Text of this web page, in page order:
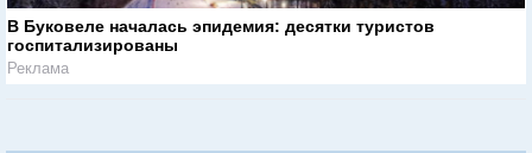
В Буковеле началась эпидемия: десятки туристов
госпитализированы
Реклама